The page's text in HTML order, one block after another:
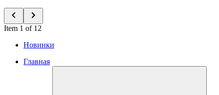
Item 1 of 12
Новинки
Главная